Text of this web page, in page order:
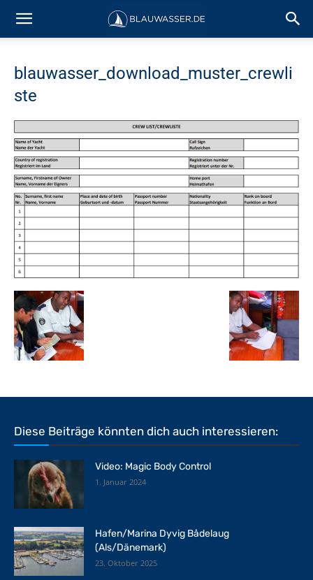
blauwasser_download_muster_crewli
ste
Diese Beiträge könnten dich auch interessieren:
Video: Magic Body Control
1. Januar 2024
Hafen/Marina Dyvig Bådelaug
(Als/Dänemark)
23. Oktober 2025